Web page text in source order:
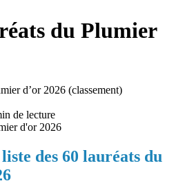
du Plumier
d’or 2026 (classement)
de lecture
des 60 lauréats du